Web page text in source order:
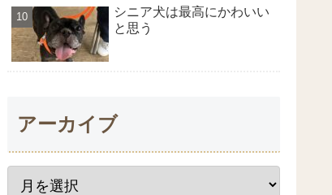
シニア犬は最高にかわいい
と思う
アーカイブ